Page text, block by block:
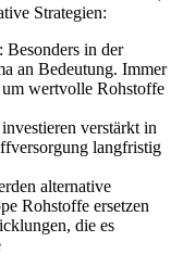
Strategien:
: Besonders in der
an Bedeutung. Immer
wertvolle Rohstoffe
verstärkt in
langfristig
alternative
Rohstoffe ersetzen
die es